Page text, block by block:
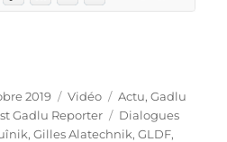
2019 Format
Vidéo Catégories
Actu,Gadlu
Gadlu Reporter Étiquettes
Dialogues
,Gilles Alatechnik,GLDF,